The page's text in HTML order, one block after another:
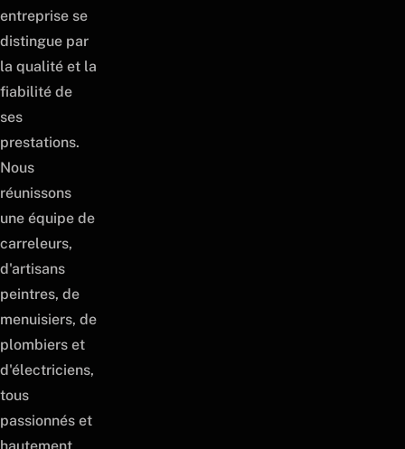
entreprise se
distingue par
la qualité et la
fiabilité de
ses
prestations.
Nous
réunissons
une équipe de
carreleurs,
d'artisans
peintres, de
menuisiers, de
plombiers et
d'électriciens,
tous
passionnés et
hautement